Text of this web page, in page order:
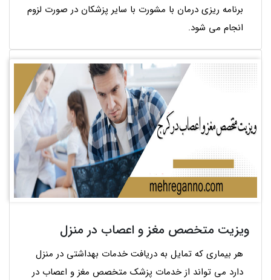
برنامه ریزی درمان با مشورت با سایر پزشکان در صورت لزوم
انجام می شود.
ویزیت متخصص مغز و اعصاب در منزل
هر بیماری که تمایل به دریافت خدمات بهداشتی در منزل
دارد می تواند از خدمات پزشک متخصص مغز و اعصاب در